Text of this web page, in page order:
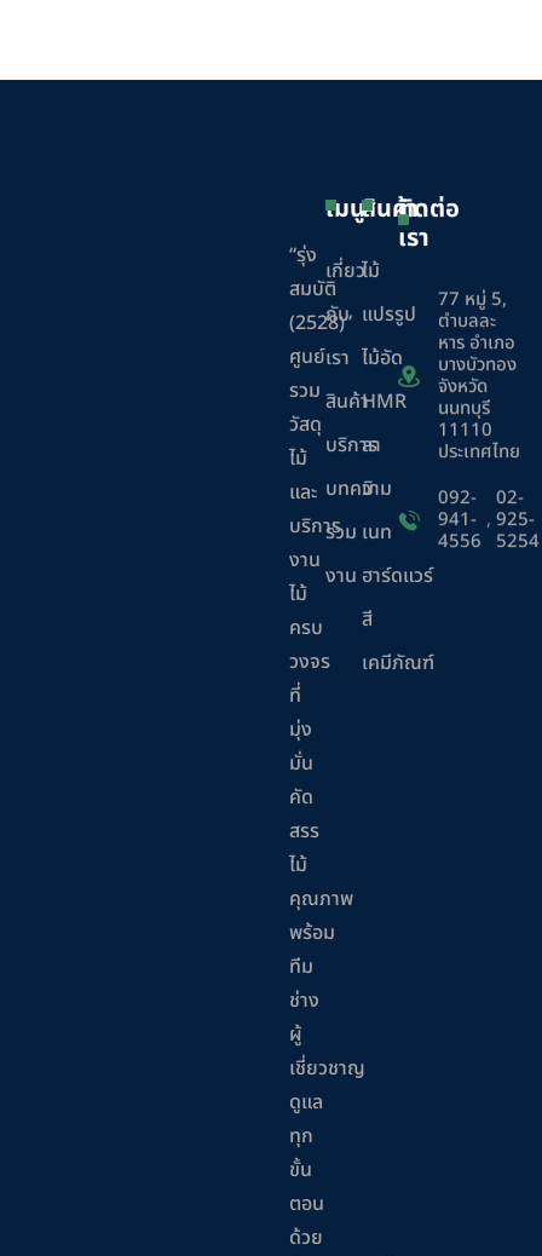
“รุ่ง
สมบัติ
(2528)”
ศูนย์
รวม
วัสดุ
ไม้
และ
บริการ
งาน
ไม้
ครบ
วงจร
ที่
มุ่ง
มั่น
คัด
สรร
ไม้
คุณภาพ
พร้อม
ทีม
ช่าง
ผู้
เชี่ยวชาญ
ดูแล
ทุก
ขั้น
ตอน
ด้วย
เมนู
เกี่ยว
กับ
เรา
สินค้า
บริการ
บทความ
ร่วม
งาน
สินค้า
ไม้
แปรรูป
ไม้อัด
HMR
ลา
มิ
เนท
ฮาร์ดแวร์
สี
เคมีภัณฑ์
ติดต่อ
เรา
77 หมู่ 5,
ตำบลละ
หาร อำเภอ
บางบัวทอง
จังหวัด
นนทบุรี
11110
ประเทศไทย
092-
941-
4556
,
02-
925-
5254